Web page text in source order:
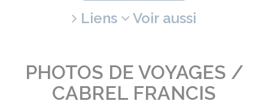
Liens
Voir aussi
PHOTOS DE VOYAGES /
CABREL FRANCIS